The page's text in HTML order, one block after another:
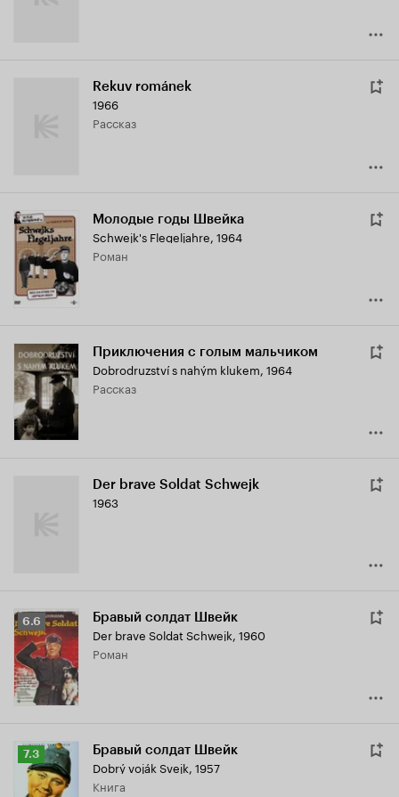
Rekuv románek
1966
рассказ
Молодые годы Швейка
Schwejk's Flegeljahre, 1964
роман
Приключения с голым мальчиком
Dobrodruzství s nahým klukem, 1964
рассказ
Der brave Soldat Schwejk
1963
Рейтинг
Кинопоиска
6.6
6.6 Бравый солдат Швейк
Der brave Soldat Schwejk, 1960
роман
Рейтинг
Кинопоиска
7.3
7.3 Бравый солдат Швейк
Dobrý voják Svejk, 1957
книга